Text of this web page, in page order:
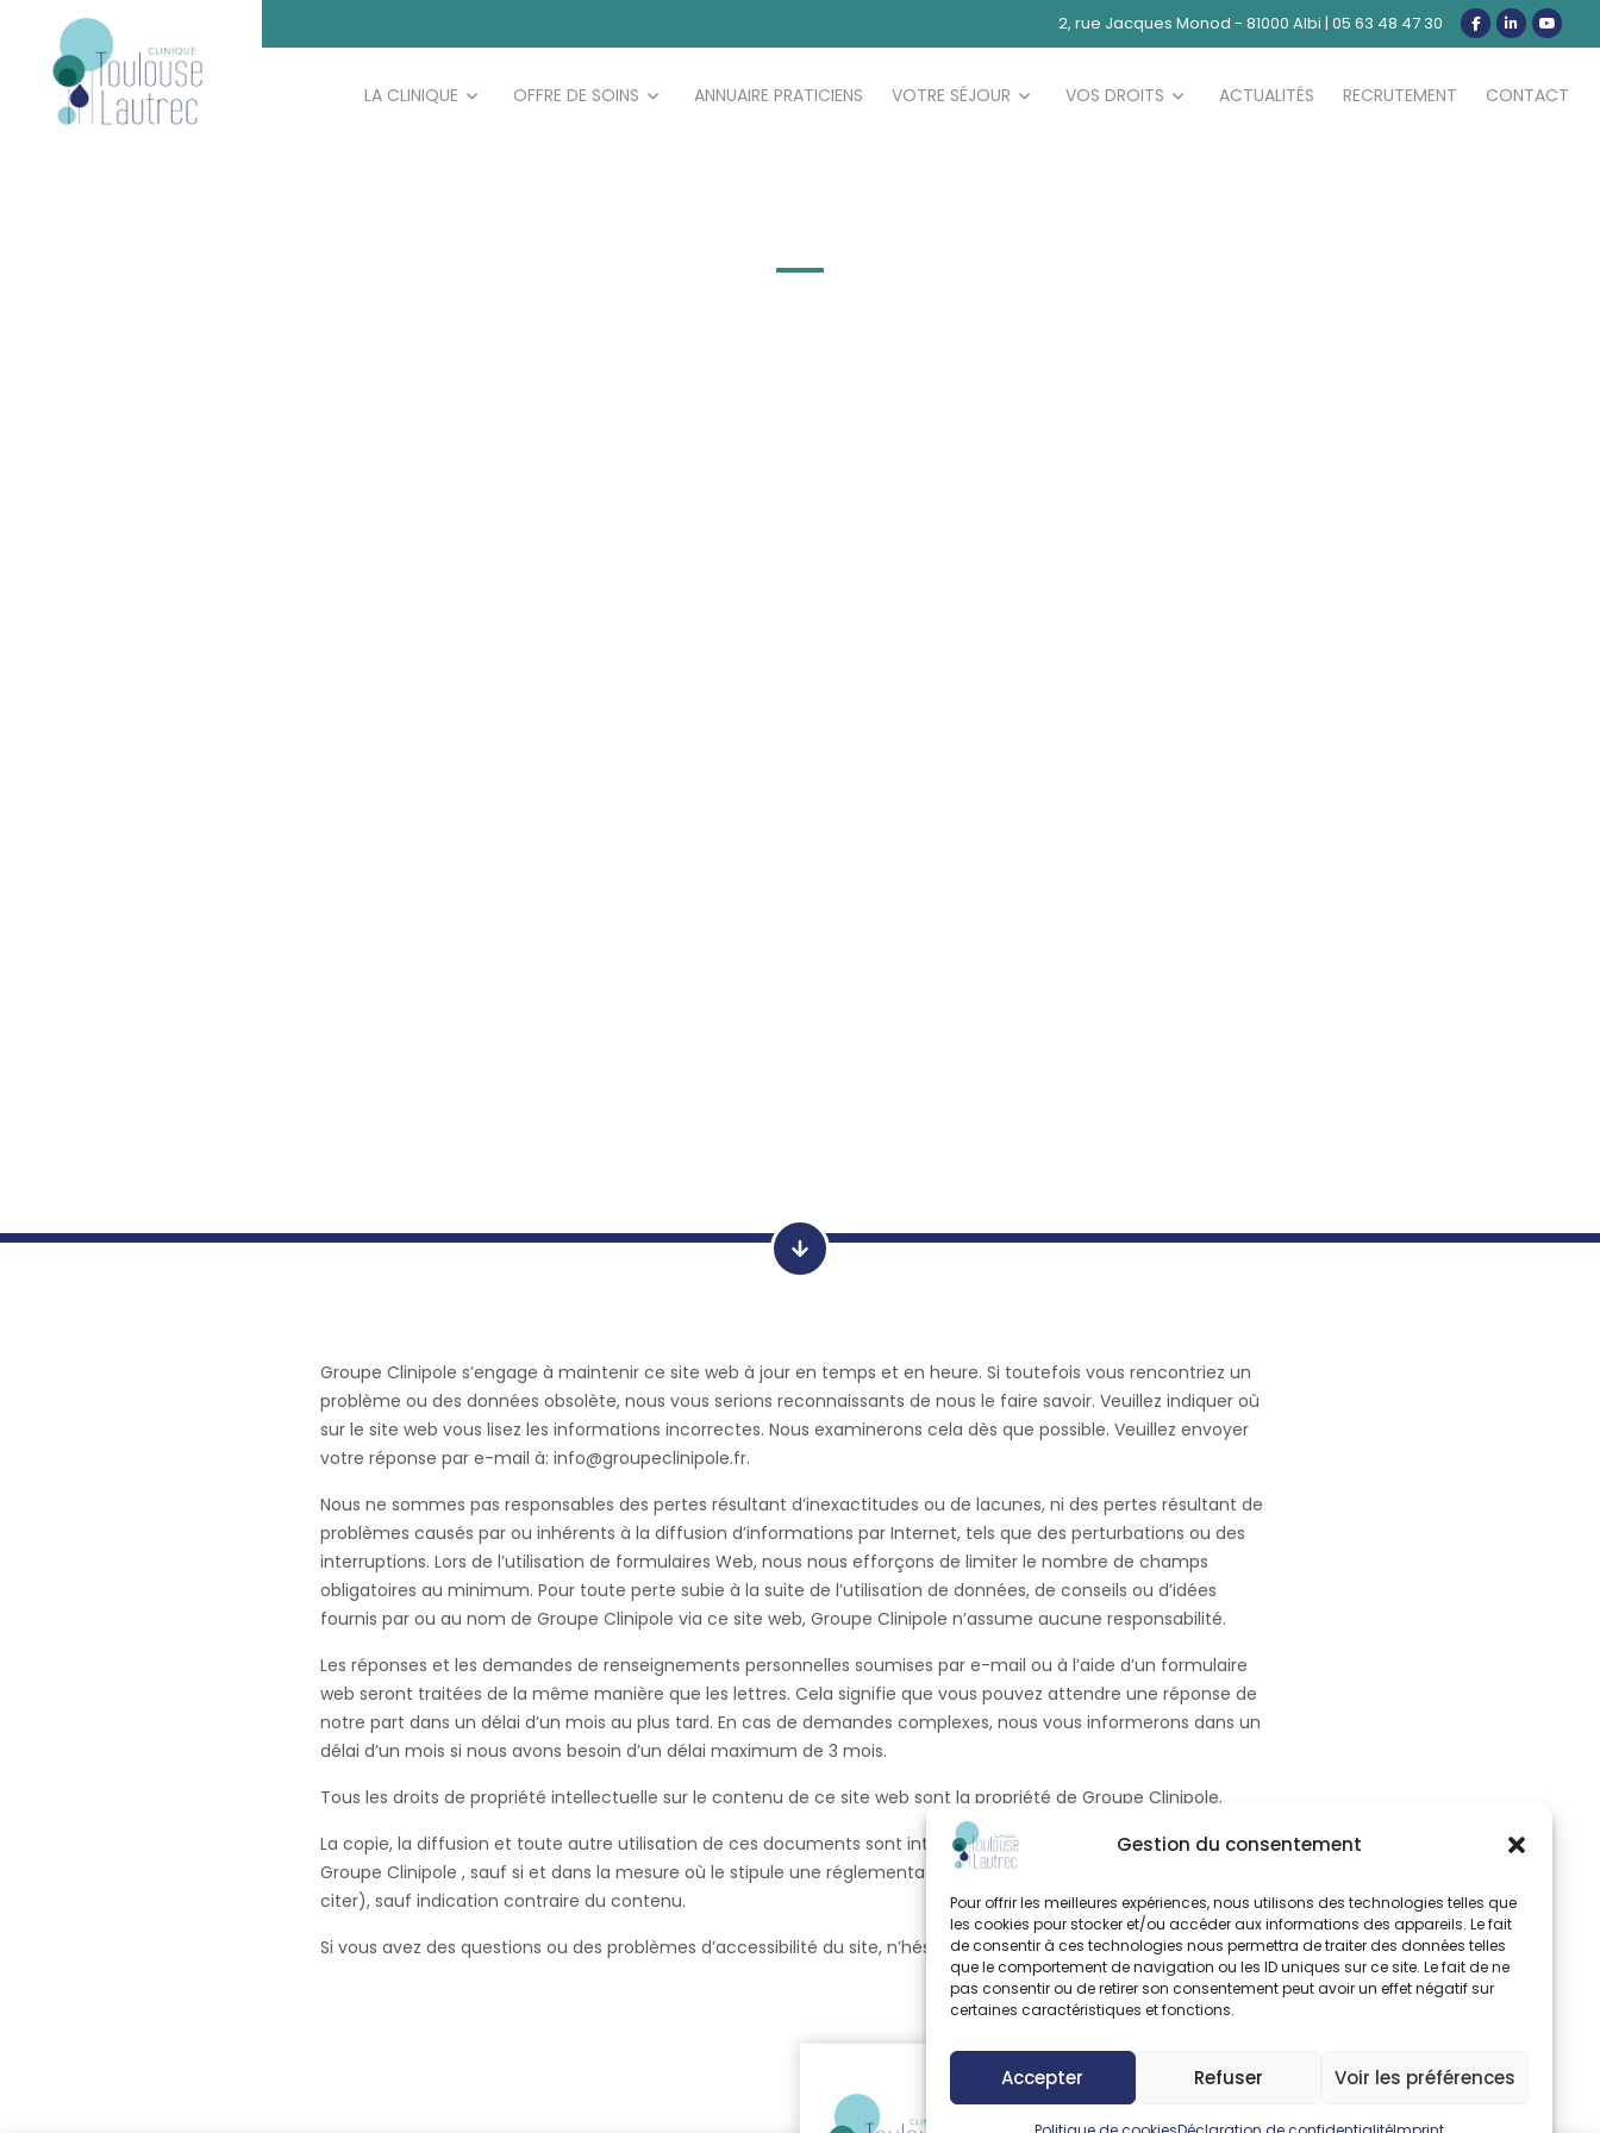
Gestion du consentement
Pour offrir les meilleures expériences, nous utilisons des technologies telles que
les cookies pour stocker et/ou accéder aux informations des appareils. Le fait
de consentir à ces technologies nous permettra de traiter des données telles
que le comportement de navigation ou les ID uniques sur ce site. Le fait de ne
pas consentir ou de retirer son consentement peut avoir un effet négatif sur
certaines caractéristiques et fonctions.
Accepter Refuser Voir les préférences
2, rue Jacques Monod - 81000 Albi | 05 63 48 47 30
LA CLINIQUE OFFRE DE SOINS ANNUAIRE PRATICIENS VOTRE SÉJOUR VOS DROITS ACTUALITÉS RECRUTEMENT CONTACT
Groupe Clinipole s’engage à maintenir ce site web à jour en temps et en heure. Si toutefois vous rencontriez un
problème ou des données obsolète, nous vous serions reconnaissants de nous le faire savoir. Veuillez indiquer où
sur le site web vous lisez les informations incorrectes. Nous examinerons cela dès que possible. Veuillez envoyer
votre réponse par e-mail à: info@groupeclinipole.fr.
Nous ne sommes pas responsables des pertes résultant d’inexactitudes ou de lacunes, ni des pertes résultant de
problèmes causés par ou inhérents à la diffusion d’informations par Internet, tels que des perturbations ou des
interruptions. Lors de l’utilisation de formulaires Web, nous nous efforçons de limiter le nombre de champs
obligatoires au minimum. Pour toute perte subie à la suite de l’utilisation de données, de conseils ou d’idées
fournis par ou au nom de Groupe Clinipole via ce site web, Groupe Clinipole n’assume aucune responsabilité.
Les réponses et les demandes de renseignements personnelles soumises par e-mail ou à l’aide d’un formulaire
web seront traitées de la même manière que les lettres. Cela signifie que vous pouvez attendre une réponse de
notre part dans un délai d’un mois au plus tard. En cas de demandes complexes, nous vous informerons dans un
délai d’un mois si nous avons besoin d’un délai maximum de 3 mois.
Tous les droits de propriété intellectuelle sur le contenu de ce site web sont la propriété de Groupe Clinipole.
La copie, la diffusion et toute autre utilisation de ces documents sont interdites sans l’autorisation écrite de
Groupe Clinipole , sauf si et dans la mesure où le stipule une réglementation impérative (telle que le droit de
citer), sauf indication contraire du contenu.
Si vous avez des questions ou des problèmes d’accessibilité du site, n’hésitez pas à nous contacter.